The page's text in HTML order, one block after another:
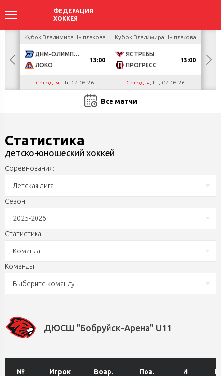
Кубок Владимира Цыплакова
ДНМ-ОЛИМПИК
ЛОКО
13:00
Сегодня , Пт, 07.08.26
Кубок Владимира Цыплакова
ЯСТРЕБЫ
ПРОГРЕСС
13:00
Сегодня , Пт, 07.08.26
Все матчи
Статистика
детско-юношеский хоккей
Соревнования:
Детская лига
Сезон:
2025-2026
Статистика:
Команда
Команды:
Выберите команду
ДЮСШ "Бобруйск-Арена" U11
№ Игрок Возр. Поз. И Г